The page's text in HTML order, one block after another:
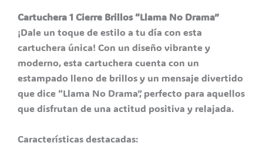
Cartuchera 1 Cierre Brillos “Llama No Drama”
¡Dale un toque de estilo a tu día con esta
cartuchera única! Con un diseño vibrante y
moderno, esta cartuchera cuenta con un
estampado lleno de brillos y un mensaje divertido
que dice “Llama No Drama”, perfecto para aquellos
que disfrutan de una actitud positiva y relajada.
Características destacadas: